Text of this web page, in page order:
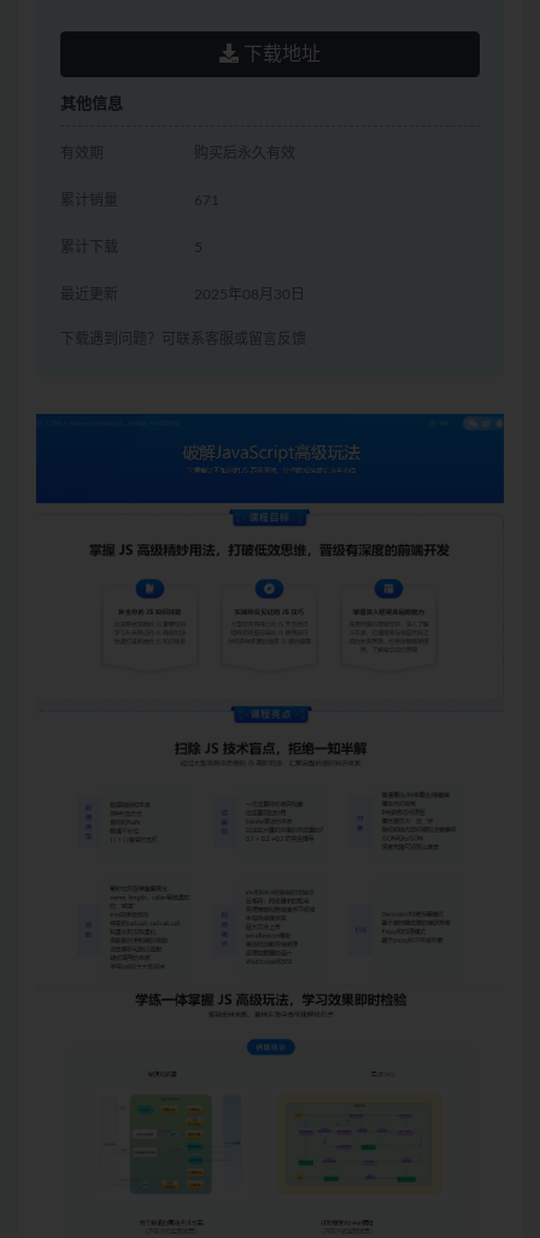
下载地址
其他信息
有效期 购买后永久有效
累计销量 671
累计下载 5
最近更新 2025年08月30日
下载遇到问题？可联系客服或留言反馈